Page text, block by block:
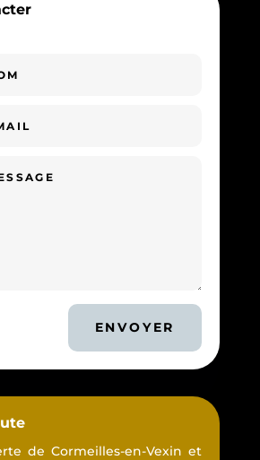
ENVOYER
de Cormeilles-en-Vexin et